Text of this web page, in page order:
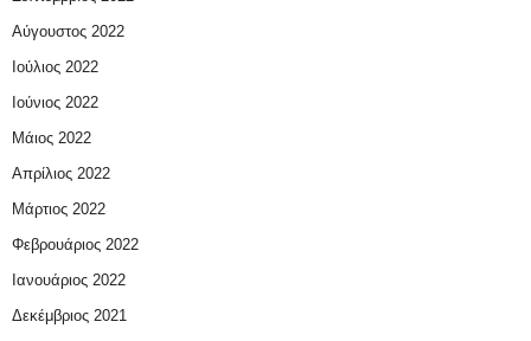
Αύγουστος 2022
Ιούλιος 2022
Ιούνιος 2022
Μάιος 2022
Απρίλιος 2022
Μάρτιος 2022
Φεβρουάριος 2022
Ιανουάριος 2022
Δεκέμβριος 2021